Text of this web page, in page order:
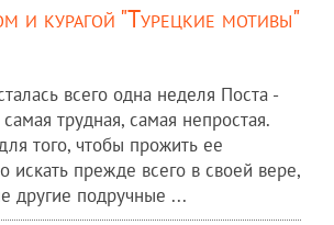
и курагой "Турецкие мотивы"
всего одна неделя Поста -
трудная, самая непростая.
того, чтобы прожить ее
искать прежде всего в своей вере,
другие подручные ...